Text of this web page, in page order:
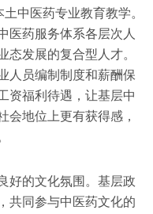
中医药专业教育教学。
医药服务体系各层次人
态发展的复合型人才。
人员编制制度和薪酬保
资福利待遇，让基层中
会地位上更有获得感，
好的文化氛围。基层政
共同参与中医药文化的